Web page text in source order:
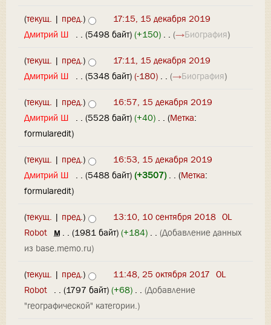
(текущ. | пред.)
17:15, 15 декабря 2019
Дмитрий Ш
. . (5498 байт) (+150) . . (→Биография)
(текущ. | пред.)
17:11, 15 декабря 2019
Дмитрий Ш
. . (5348 байт) (-180) . . (→Биография)
(текущ. | пред.)
16:57, 15 декабря 2019
Дмитрий Ш
. . (5528 байт) (+40) . . (Метка:
formularedit)
(текущ. | пред.)
16:53, 15 декабря 2019
Дмитрий Ш
. . (5488 байт) (+3507)‎ . . (Метка:
formularedit)
(текущ. | пред.) 13:10, 10 сентября 2018 OL
Robot ‎м . . (1981 байт) (+184) . . (Добавление данных
из base.memo.ru)
(текущ. | пред.) 11:48, 25 октября 2017 OL
Robot . . (1797 байт) (+68) . . (Добавление
"географической" категории.)